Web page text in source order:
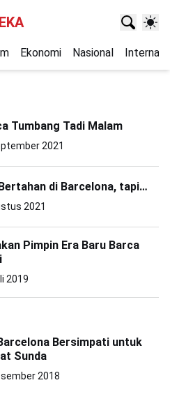
Ekonomi Nasional
Tumbang Tadi Malam
2021
di Barcelona, tapi…
2021
Pimpin Era Baru Barca
2019
Bersimpati untuk
Sunda
2018